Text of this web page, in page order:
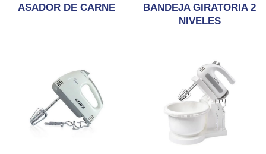
ASADOR DE CARNE
BANDEJA GIRATORIA 2
NIVELES